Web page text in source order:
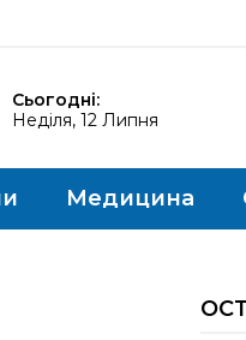
Сьогодні:
Неділя, 12 Липня
Медицина